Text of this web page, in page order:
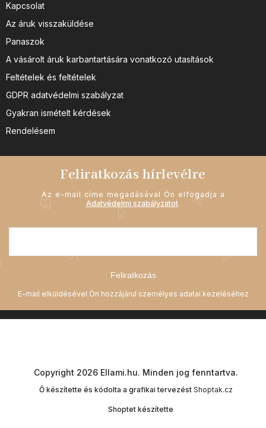
Kapcsolat
Az áruk visszaküldése
Panaszok
A vásárolt áruk karbantartására vonatkozó utasítások
Feltételek és feltételek
GDPR adatvédelmi szabályzat
Gyakran ismételt kérdések
Rendelésem
Feliratkozás hírlevélre
Az e-mail címe megadásával Ön elfogadja a
Adatvédelmi szabályzatot.
Feliratkozás
Shoptet készítette
Copyright 2026 Ellami.hu. Minden jog fenntartva.
Ő készítette és kódolta a grafikai tervezést Shoptak.cz